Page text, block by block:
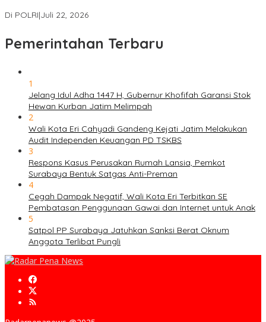
Di POLRI|Juli 22, 2026
Pemerintahan Terbaru
1
Jelang Idul Adha 1447 H, Gubernur Khofifah Garansi Stok
Hewan Kurban Jatim Melimpah
2
Wali Kota Eri Cahyadi Gandeng Kejati Jatim Melakukan
Audit Independen Keuangan PD TSKBS
3
Respons Kasus Perusakan Rumah Lansia, Pemkot
Surabaya Bentuk Satgas Anti-Preman
4
Cegah Dampak Negatif, Wali Kota Eri Terbitkan SE
Pembatasan Penggunaan Gawai dan Internet untuk Anak
5
Satpol PP Surabaya Jatuhkan Sanksi Berat Oknum
Anggota Terlibat Pungli